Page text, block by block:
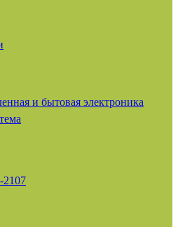
и бытовая электроника